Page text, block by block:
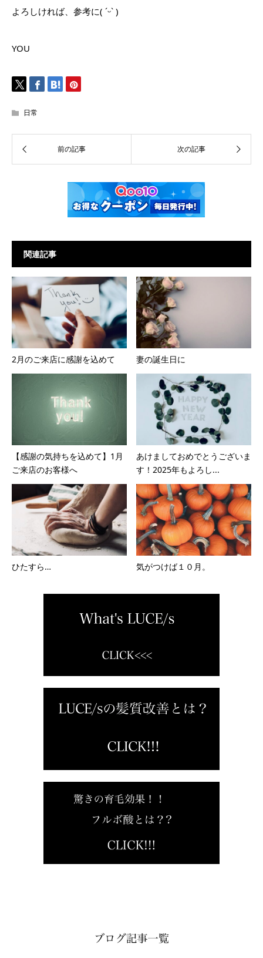
よろしければ、参考に( ˊᵕˋ )
YOU
日常
関連記事
2月のご来店に感謝を込めて 妻の誕生日に
【感謝の気持ちを込めて】1月
ご来店のお客様へ
あけましておめでとうございま
す！2025年もよろし...
ひたすら… 気がつけば１０月。